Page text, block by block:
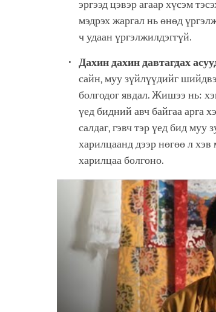
эргээд цэвэр агаар хүсэм
мэдрэх жаргал нь өнөд
ч удаан үргэлжилдэггүй.
Дахин дахин давтагдах
сайн, муу зүйлүүдийг
болгодог явдал. Жишээ нь:
үед бидний авч байгаа арга
салдаг, гэвч тэр үед бид муу
харилцаанд дээр нөгөө л
харилцаа болгоно.